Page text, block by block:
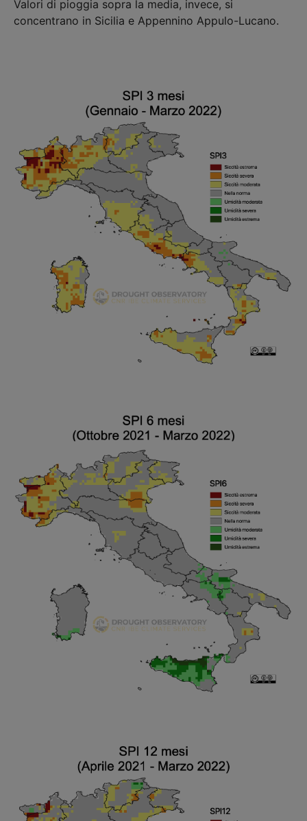
Valori di pioggia sopra la media, invece, si
concentrano in Sicilia e Appennino Appulo-Lucano.